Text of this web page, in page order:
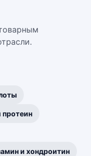
протеин
и хондроитин